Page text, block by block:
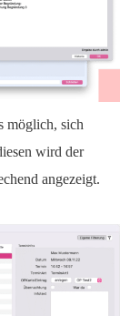
möglich, sich
wird der
angezeigt.